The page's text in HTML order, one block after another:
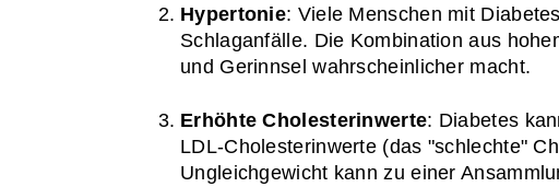
Hypertonie: Viele Menschen mit
Schlaganfälle. Die Kombination aus
und Gerinnsel wahrscheinlicher macht.
Erhöhte Cholesterinwerte: Diabetes
LDL-Cholesterinwerte (das "schlechte"
Ungleichgewicht kann zu einer